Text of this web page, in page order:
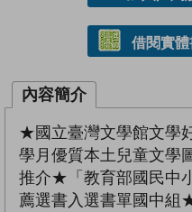
借閱實體
內容簡介
★國立臺灣文學館文學
學月優質本土兒童文學
推介★「教育部國民中
薦選書入選書單國中組